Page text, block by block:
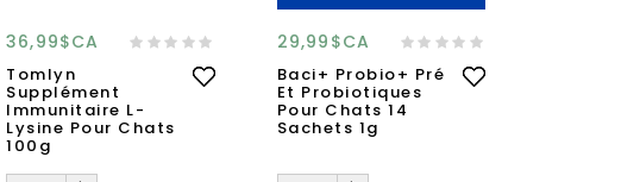
36,99$CA
Tomlyn
Supplément
Immunitaire L-
Lysine Pour Chats
100g
29,99$CA
Baci+ Probio+ Pré
Et Probiotiques
Pour Chats 14
Sachets 1g